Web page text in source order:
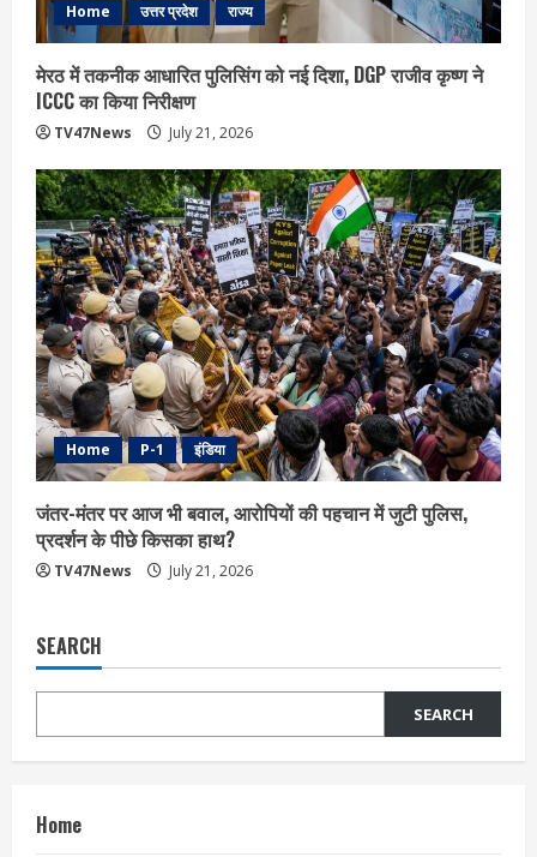
Home उत्तर प्रदेश राज्य
मेरठ में तकनीक आधारित पुलिसिंग को नई दिशा, DGP राजीव कृष्ण ने
ICCC का किया निरीक्षण
TV47News July 21, 2026
Home P-1 इंडिया
जंतर-मंतर पर आज भी बवाल, आरोपियों की पहचान में जुटी पुलिस,
प्रदर्शन के पीछे किसका हाथ?
TV47News July 21, 2026
SEARCH
SEARCH
Home